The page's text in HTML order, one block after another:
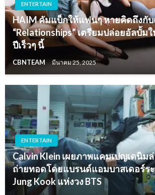
ENTERTAIN
HAIM คัมแบ็กให้แฟนๆ หายคิดถึงกับ
“Relationships” เตรียมปล่อยอัลบั้ม
ปีเร็วๆ นี้
CBNTEAM มีนาคม 25, 2025
ENTERTAIN
Calvin Klein เผยภาพแคมเปญเดนิม
ถ่ายทอดโดยแบรนด์แอมบาสเดอร์ร
Jung Kook แห่งวง BTS